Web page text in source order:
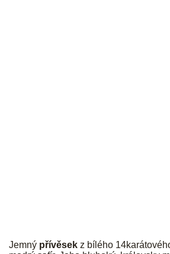
Jemný přívěsek z bílého